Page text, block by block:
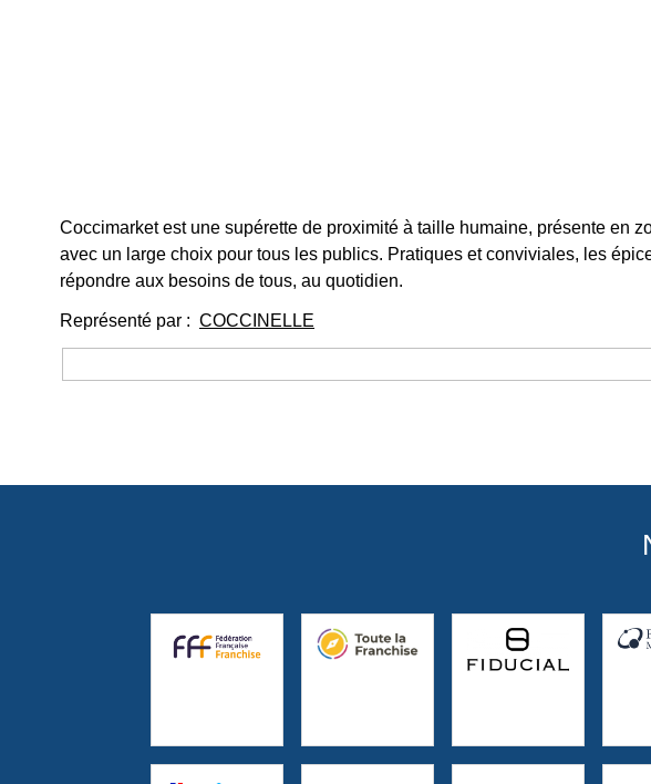
Coccimarket est une supérette de proximité à taille humaine, présente en
avec un large choix pour tous les publics. Pratiques et conviviales, les
répondre aux besoins de tous, au quotidien.
Représenté par : COCCINELLE